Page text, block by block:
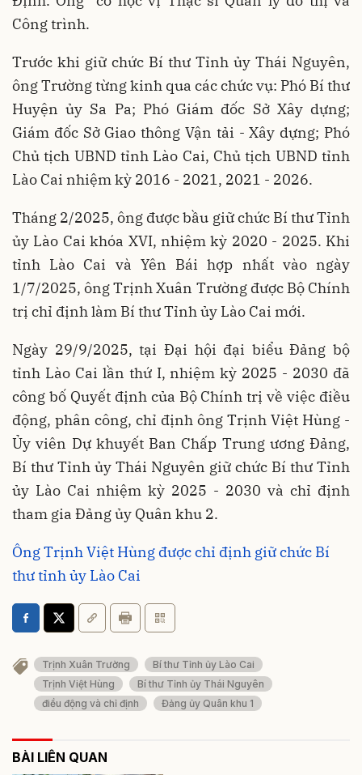
Công trình.
Trước khi giữ chức Bí thư Tỉnh ủy Thái Nguyên,
ông Trường từng kinh qua các chức vụ: Phó Bí thư
Huyện ủy Sa Pa; Phó Giám đốc Sở Xây dựng;
Giám đốc Sở Giao thông Vận tải - Xây dựng; Phó
Chủ tịch UBND tỉnh Lào Cai, Chủ tịch UBND tỉnh
Lào Cai nhiệm kỳ 2016 - 2021, 2021 - 2026.
Tháng 2/2025, ông được bầu giữ chức Bí thư Tỉnh
ủy Lào Cai khóa XVI, nhiệm kỳ 2020 - 2025. Khi
tỉnh Lào Cai và Yên Bái hợp nhất vào ngày
1/7/2025, ông Trịnh Xuân Trường được Bộ Chính
trị chỉ định làm Bí thư Tỉnh ủy Lào Cai mới.
Ngày 29/9/2025, tại Đại hội đại biểu Đảng bộ
tỉnh Lào Cai lần thứ I, nhiệm kỳ 2025 - 2030 đã
công bố Quyết định của Bộ Chính trị về việc điều
động, phân công, chỉ định ông Trịnh Việt Hùng -
Ủy viên Dự khuyết Ban Chấp Trung ương Đảng,
Bí thư Tỉnh ủy Thái Nguyên giữ chức Bí thư Tỉnh
ủy Lào Cai nhiệm kỳ 2025 - 2030 và chỉ định
tham gia Đảng ủy Quân khu 2.
Ông Trịnh Việt Hùng được chỉ định giữ chức Bí
thư tỉnh ủy Lào Cai
Trịnh Xuân Trường
Bí thư Tỉnh ủy Lào Cai
Trịnh Việt Hùng
Bí thư Tỉnh ủy Thái Nguyên
điều động và chỉ định
Đảng ủy Quân khu 1
BÀI LIÊN QUAN